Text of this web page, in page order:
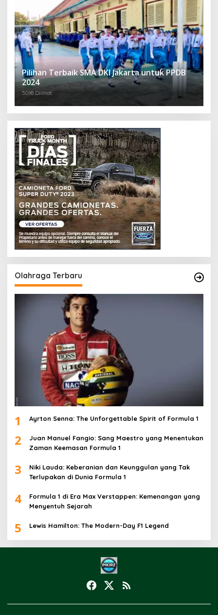
Pilihan Terbaik SMA DKI Jakarta untuk PPDB
2024
5098 Dilihat
Olahraga Terbaru
1 Ayrton Senna: The Unforgettable Spirit of Formula 1
2
Juan Manuel Fangio: Sang Maestro yang Menentukan
Zaman Keemasan Formula 1
3
Niki Lauda: Keberanian dan Keunggulan yang Tak
Terlupakan di Dunia Formula 1
4
Formula 1 di Era Max Verstappen: Kemenangan yang
Menyentuh Sejarah
5 Lewis Hamilton: The Modern-Day F1 Legend